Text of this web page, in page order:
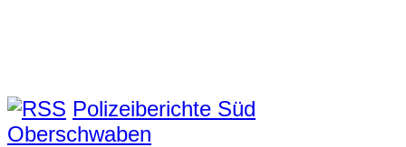
Polizeiberichte Süd
Oberschwaben